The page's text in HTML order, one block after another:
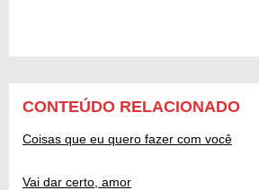
CONTEÚDO RELACIONADO
Coisas que eu quero fazer com você
Vai dar certo, amor